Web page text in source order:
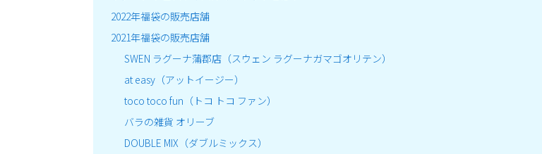
2022年福袋の販売店舗
2021年福袋の販売店舗
SWEN ラグーナ蒲郡店（スウェン ラグーナガマゴオリテン）
at easy（アットイージー）
toco toco fun（トコ トコ ファン）
バラの雑貨 オリーブ
DOUBLE MIX（ダブルミックス）